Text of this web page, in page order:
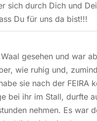
sich durch Dich und
Du für uns da bist!!!
gesehen und war
wie ruhig und,
sie nach der
bei ihr im Stall, durfte
nehmen. Es war